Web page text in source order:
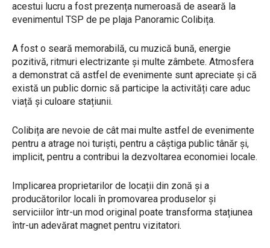
acestui lucru a fost prezența numeroasă de aseară la
evenimentul TSP de pe plaja Panoramic Colibița.
A fost o seară memorabilă, cu muzică bună, energie
pozitivă, ritmuri electrizante și multe zâmbete. Atmosfera
a demonstrat că astfel de evenimente sunt apreciate și că
există un public dornic să participe la activități care aduc
viață și culoare stațiunii.
Colibița are nevoie de cât mai multe astfel de evenimente
pentru a atrage noi turiști, pentru a câștiga public tânăr și,
implicit, pentru a contribui la dezvoltarea economiei locale.
Implicarea proprietarilor de locații din zonă și a
producătorilor locali în promovarea produselor și
serviciilor într-un mod original poate transforma stațiunea
într-un adevărat magnet pentru vizitatori.